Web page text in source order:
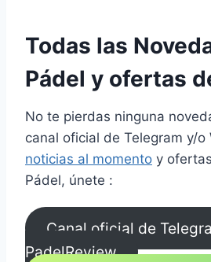
Todas las
Pádel y ofertas
No te pierdas ninguna
canal oficial de Telegram y/o
noticias al momento y
Pádel, únete :
Canal oficial de
PadelReview